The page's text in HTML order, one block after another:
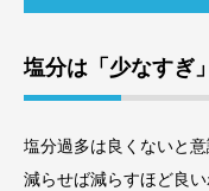
塩分は「少なすぎ
塩分過多は良くないと
減らせば減らすほど良い